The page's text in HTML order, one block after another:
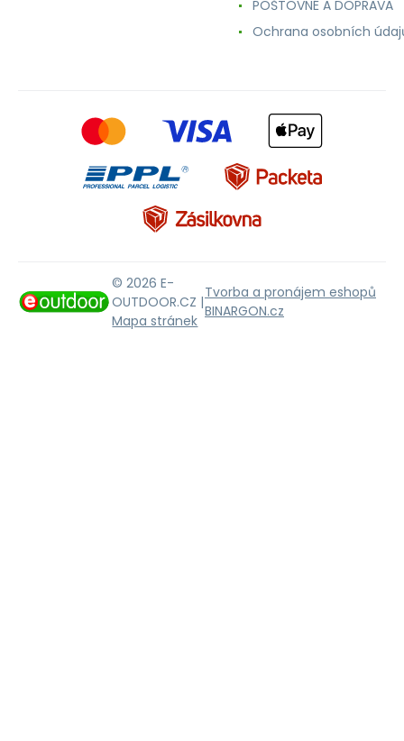
POŠTOVNÉ A DOPRAVA
Ochrana osobních
© 2026 E-
OUTDOOR.CZ |
Mapa stránek
Tvorba a pronájem eshopů
BINARGON.cz